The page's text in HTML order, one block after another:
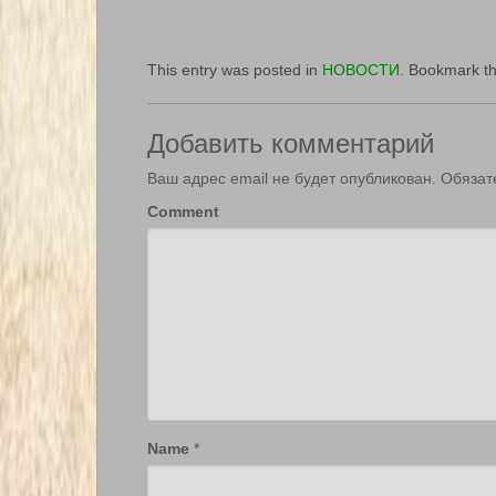
This entry was posted in НОВОСТИ. Bookmark
Добавить комментарий
Ваш адрес email не будет опубликован.
Comment
Name *